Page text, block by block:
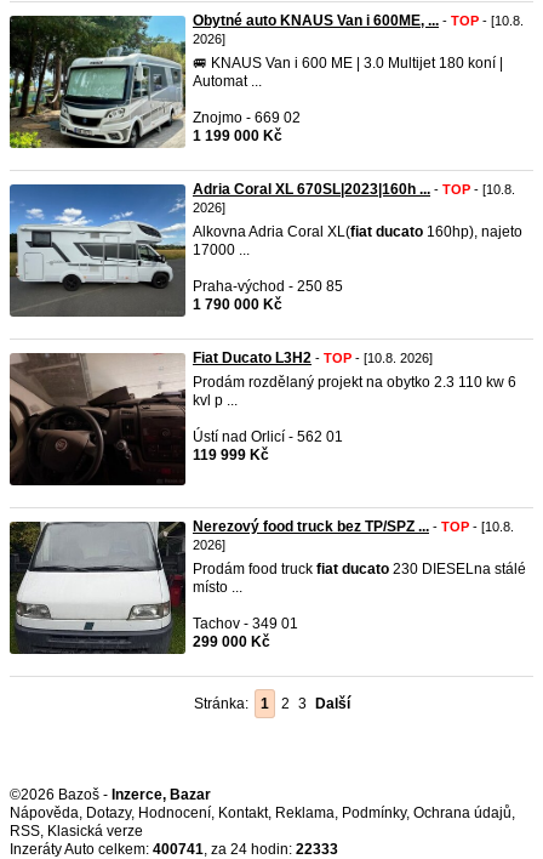
Obytné auto KNAUS Van i 600ME, ... - TOP - [10.8.
2026]
🚐 KNAUS Van i 600 ME | 3.0 Multijet 180 koní |
Automat ...
Znojmo - 669 02
1 199 000 Kč
Adria Coral XL 670SL|2023|160h ... - TOP - [10.8.
2026]
Alkovna Adria Coral XL(fiat ducato 160hp), najeto
17000 ...
Praha-východ - 250 85
1 790 000 Kč
Fiat Ducato L3H2 - TOP - [10.8. 2026]
Prodám rozdělaný projekt na obytko 2.3 110 kw 6
kvl p ...
Ústí nad Orlicí - 562 01
119 999 Kč
Nerezový food truck bez TP/SPZ ... - TOP - [10.8.
2026]
Prodám food truck fiat ducato 230 DIESELna stálé
místo ...
Tachov - 349 01
299 000 Kč
Stránka: 1 2 3 Další
©2026 Bazoš - Inzerce, Bazar
Nápověda, Dotazy, Hodnocení, Kontakt, Reklama, Podmínky, Ochrana údajů,
RSS,
Inzeráty Auto celkem: 400741, za 24 hodin: 22333